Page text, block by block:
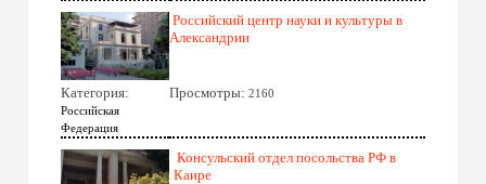
Российский центр науки и культуры в
Александрии
Категория:
Российская
Федерация
Просмотры: 2160
Консульский отдел посольства РФ в
Каире